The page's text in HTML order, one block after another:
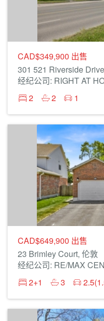
CAD$349,900 出售
301 521 Riverside
经纪公司: RIGHT AT
2
2 1
CAD$649,900 出售
23 Brimley Court, 伦敦
经纪公司: RE/MAX
2+1
3